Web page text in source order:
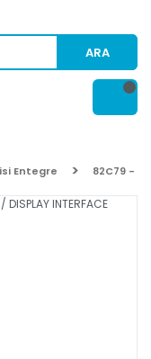
ARA
Entegre 82C79 -